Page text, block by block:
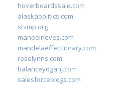
hoverboardssale.com
alaskapolitics.com
stsmp.org
manoelneves.com
mandelaeffectlibrary.com
roselynns.com
balanceyoganj.com
salesforceblogs.com